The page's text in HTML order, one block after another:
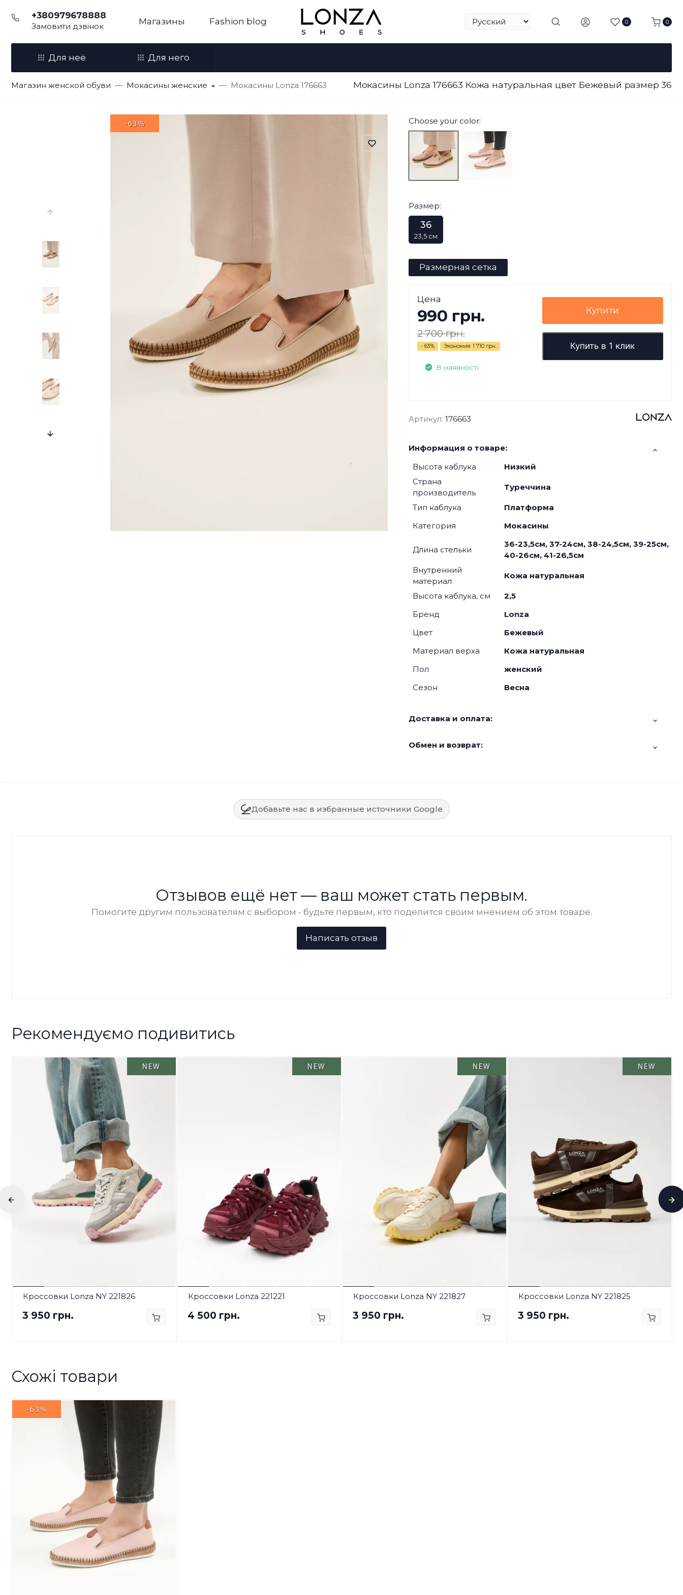
+380979678888
Замовити дзвінок Магазины Fashion blog 0 0
Для неё Для него
Магазин женской обуви Мокасины женские Мокасины Lonza 176663 Мокасины Lonza 176663 Кожа натуральная цвет Бежевый размер 36
-63% Choose your color:
Размер:
36
23,5 см
Размерная сетка
Цена
990 грн.
2 700 грн.
- 63% Экономия 1 710 грн.
В наявності
Купити
Купить в 1 клик
Артикул: 176663
Информация о товаре:
Высота каблука
Низкий
Страна
производитель
Туреччина
Тип каблука
Платформа
Категория
Мокасины
Длина стельки
36-23,5см, 37-24см, 38-24,5см, 39-25см,
40-26см, 41-26,5см
Внутренний
материал
Кожа натуральная
Высота каблука, см
2,5
Бренд
Lonza
Цвет
Бежевый
Материал верха
Кожа натуральная
Пол
женский
Сезон
Весна
Доставка и оплата:
Обмен и возврат:
Добавьте нас в избранные источники Google
Отзывов ещё нет — ваш может стать первым.
Помогите другим пользователям с выбором - будьте первым, кто поделится своим мнением об этом товаре.
Рекомендуємо подивитись
NEW
Кроссовки Lonza NY 221826
3 950 грн.
NEW
Кроссовки Lonza 221221
4 500 грн.
NEW
Кроссовки Lonza NY 221827
3 950 грн.
NEW
Кроссовки Lonza NY 221825
3 950 грн.
Схожі товари
-63%